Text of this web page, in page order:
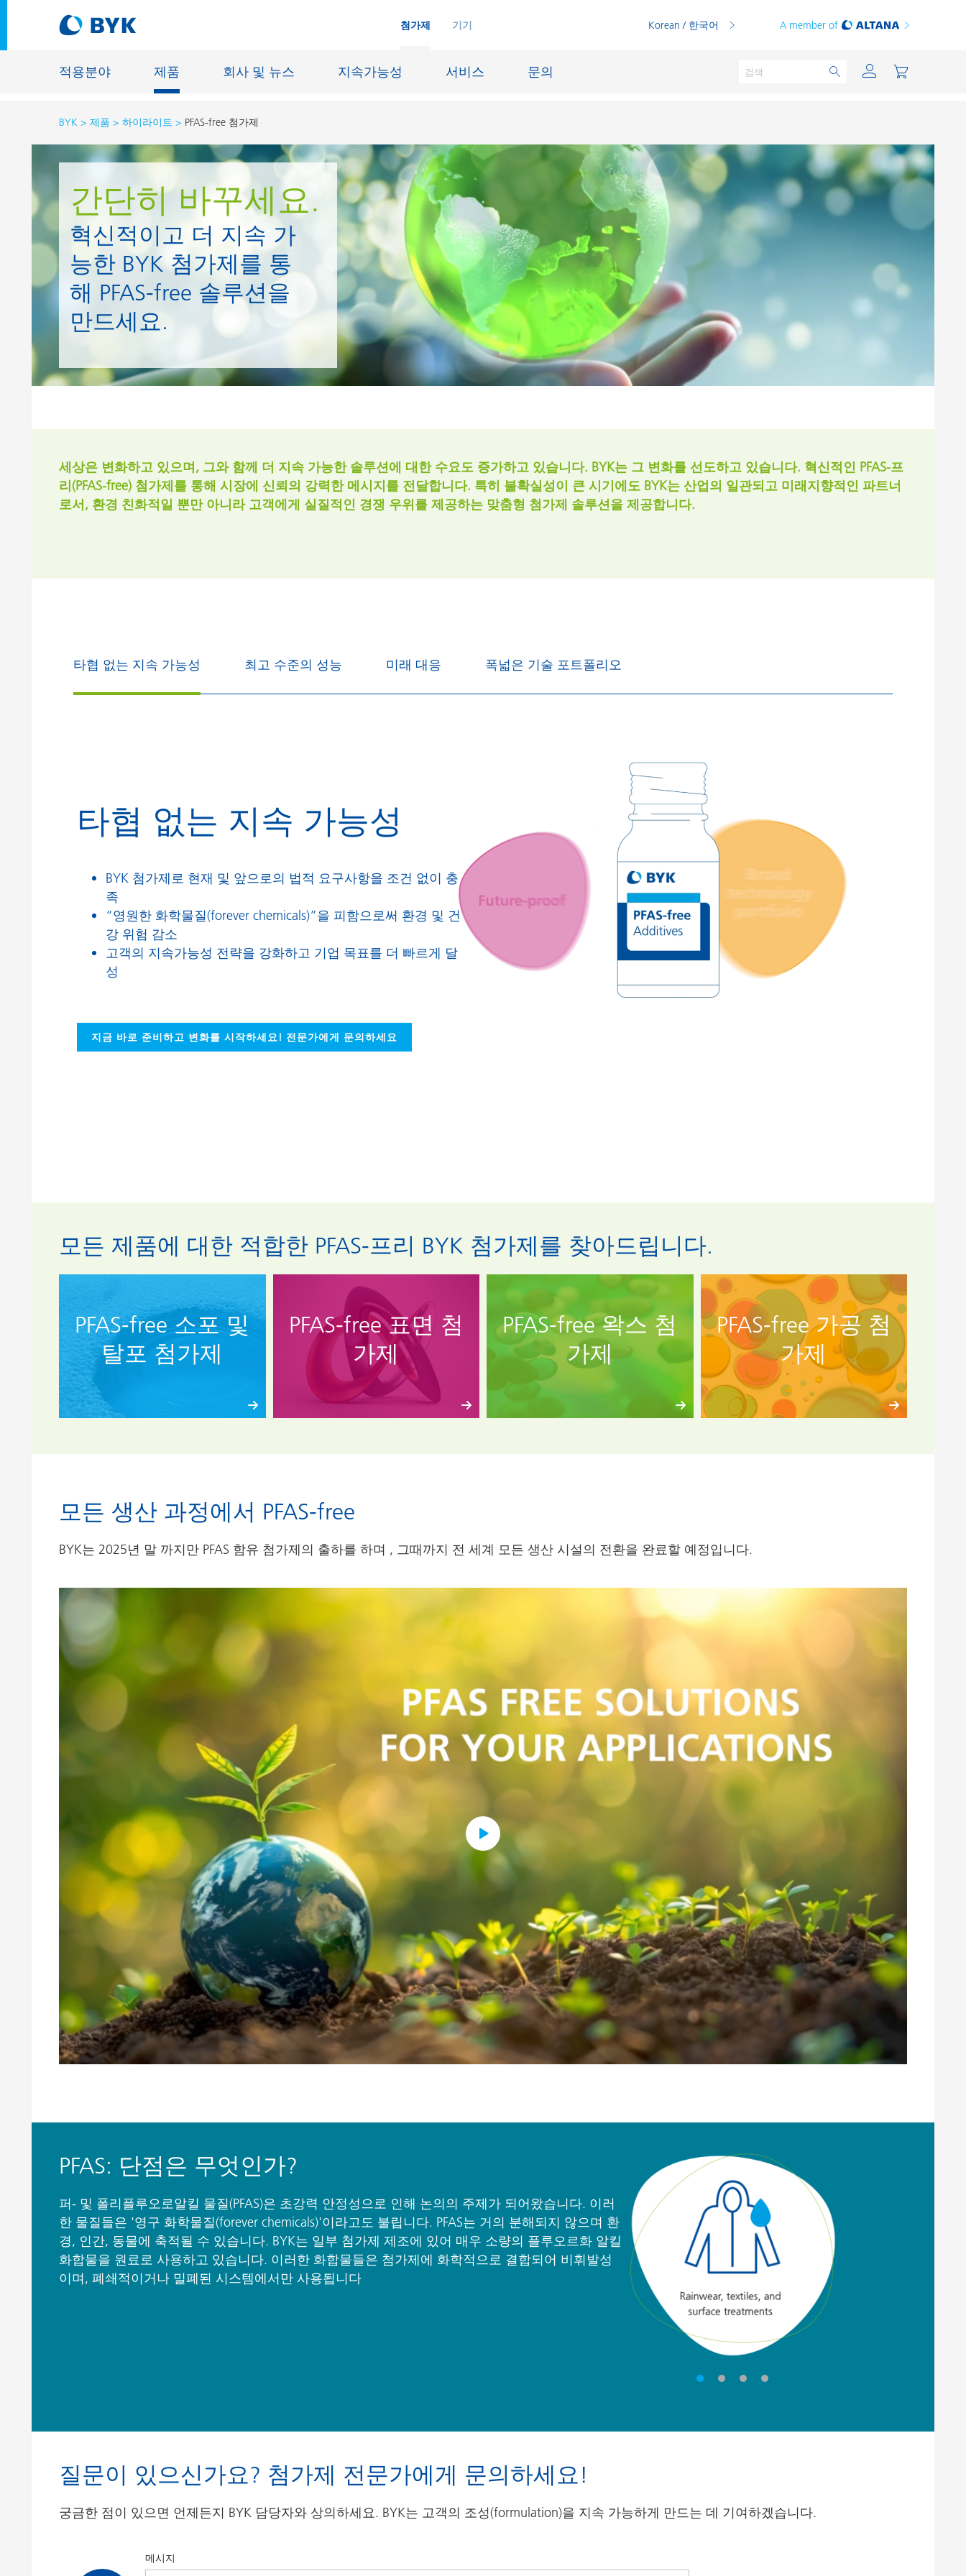
첨가제 기기 Korean / 한국어 A member of
적용분야 제품 회사 및 뉴스 지속가능성 서비스 문의
적용분야에 따른 제품 추천
접착제 및 실란트
건축용 도료
자동차 OEM 도료
자동차 보수용 도료
제관용 도료
Clay 촉매(Clay Catalyst)
건축물용 화학재료
에너지 저장시스템
섬유 사이징
바닥재용 도료
주물 및 내화물
공업용 도료
홈 케어 및 I&I(산업용 및 기관, 보호시설용
가죽 마감 및 코팅된 직물
윤활유 및 이형제
선박 및 중방식용 도료
Oil & Gas 분야
종이 코팅
퍼스널 케어
분체용 도료
인쇄 잉크
PVC 컴파운드
열경화성 수지
목공용 도료
BYK 제품 하이라이트 PFAS-free 첨가제
간단히 바꾸세요.
혁신적이고 더 지속 가
능한 BYK 첨가제를 통
해 PFAS-free 솔루션을
만드세요.
세상은 변화하고 있으며, 그와 함께 더 지속 가능한 솔루션에 대한 수요도 증가하고 있습니다. BYK는 그 변화를 선도하고 있습니다. 혁신적인 PFAS-프
리(PFAS-free) 첨가제를 통해 시장에 신뢰의 강력한 메시지를 전달합니다. 특히 불확실성이 큰 시기에도 BYK는 산업의 일관되고 미래지향적인 파트너
로서, 환경 친화적일 뿐만 아니라 고객에게 실질적인 경쟁 우위를 제공하는 맞춤형 첨가제 솔루션을 제공합니다.
타협 없는 지속 가능성 최고 수준의 성능 미래 대응 폭넓은 기술 포트폴리오
타협 없는 지속 가능성
BYK 첨가제로 현재 및 앞으로의 법적 요구사항을 조건 없이 충
족
“영원한 화학물질(forever chemicals)”을 피함으로써 환경 및 건
강 위험 감소
고객의 지속가능성 전략을 강화하고 기업 목표를 더 빠르게 달
성
지금 바로 준비하고 변화를 시작하세요! 전문가에게 문의하세요
모든 제품에 대한 적합한 PFAS-프리 BYK 첨가제를 찾아드립니다.
PFAS-free 소포 및
탈포 첨가제
PFAS-free 표면 첨
가제
PFAS-free 왁스 첨
가제
PFAS-free 가공 첨
가제
모든 생산 과정에서 PFAS-free
BYK는 2025년 말 까지만 PFAS 함유 첨가제의 출하를 하며 , 그때까지 전 세계 모든 생산 시설의 전환을 완료할 예정입니다.
PFAS: 단점은 무엇인가?
퍼- 및 폴리플루오로알킬 물질(PFAS)은 초강력 안정성으로 인해 논의의 주제가 되어왔습니다. 이러
한 물질들은 '영구 화학물질(forever chemicals)'이라고도 불립니다. PFAS는 거의 분해되지 않으며 환
경, 인간, 동물에 축적될 수 있습니다. BYK는 일부 첨가제 제조에 있어 매우 소량의 플루오르화 알킬
화합물을 원료로 사용하고 있습니다. 이러한 화합물들은 첨가제에 화학적으로 결합되어 비휘발성
이며, 폐쇄적이거나 밀폐된 시스템에서만 사용됩니다
질문이 있으신가요? 첨가제 전문가에게 문의하세요!
궁금한 점이 있으면 언제든지 BYK 담당자와 상의하세요. BYK는 고객의 조성(formulation)을 지속 가능하게 만드는 데 기여하겠습니다.
메시지